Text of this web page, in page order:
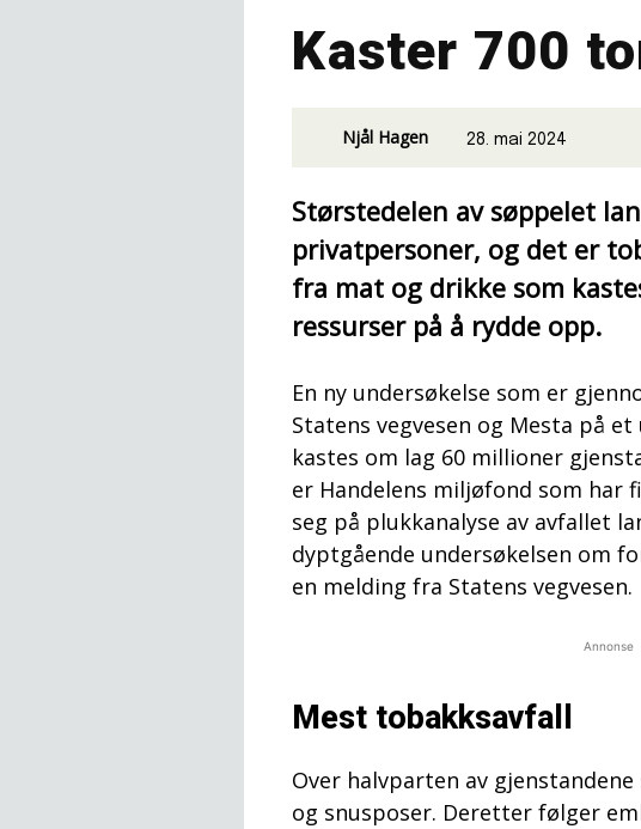
Kaster 700
Njål Hagen 28. mai 2024
Størstedelen av søppelet
privatpersoner, og det er
fra mat og drikke som
ressurser på å rydde opp.
En ny undersøkelse som er
Statens vegvesen og Mesta på
kastes om lag 60 millioner
er Handelens miljøfond som har
seg på plukkanalyse av avfallet
dyptgående undersøkelsen om
en melding fra Statens vegvesen.
Annonse
Mest tobakksavfall
Over halvparten av
og snusposer. Deretter følger